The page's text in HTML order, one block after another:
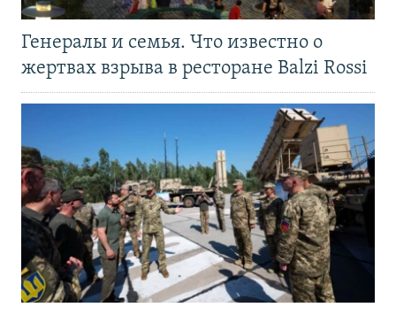
Генералы и семья. Что известно о
жертвах взрыва в ресторане Balzi Rossi